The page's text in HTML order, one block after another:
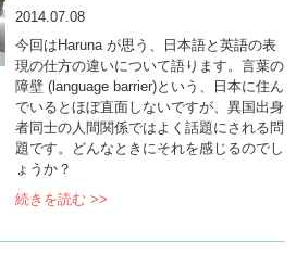
2014.07.08
今回はHaruna が思う、日本語と英語の表
現の仕方の違いについて語ります。言葉の
障壁 (language barrier)という、日本に住ん
でいるとほぼ直面しないですが、異国出身
者同士の人間関係ではよく話題にされる問
題です。どんなときにそれを感じるのでし
ょうか？
続きを読む >>